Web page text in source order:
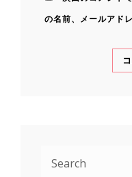
の名前、メールアド